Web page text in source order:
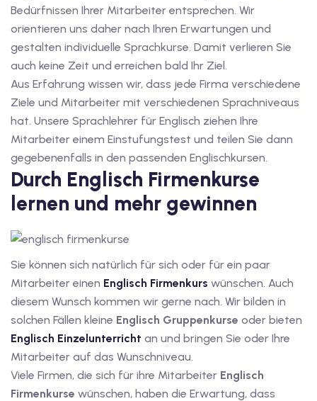
A2
A2
Deutsch B1
B1
Deutsch B1
Deutsch B2
Deutsch B2
B2
Bedürfnissen Ihrer Mitarbeiter entsprechen. Wir
orientieren uns daher nach Ihren Erwartungen und
gestalten individuelle Sprachkurse. Damit verlieren Sie
auch keine Zeit und erreichen bald Ihr Ziel.
Aus Erfahrung wissen wir, dass jede Firma verschiedene
Ziele und Mitarbeiter mit verschiedenen Sprachniveaus
hat. Unsere Sprachlehrer für Englisch ziehen Ihre
Mitarbeiter einem Einstufungstest und teilen Sie dann
gegebenenfalls in den passenden Englischkursen.
Durch Englisch Firmenkurse
lernen und mehr gewinnen
Sie können sich natürlich für sich oder für ein paar
Mitarbeiter einen Englisch Firmenkurs wünschen. Auch
diesem Wunsch kommen wir gerne nach. Wir bilden in
solchen Fällen kleine Englisch Gruppenkurse oder bieten
Englisch Einzelunterricht an und bringen Sie oder Ihre
Mitarbeiter auf das Wunschniveau.
Viele Firmen, die sich für ihre Mitarbeiter Englisch
Firmenkurse wünschen, haben die Erwartung, dass